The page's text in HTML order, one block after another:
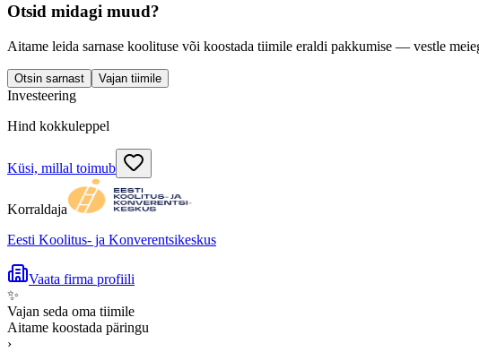
Otsid midagi muud?
Aitame leida sarnase koolituse või koostada tiimile eraldi pakkumise — vestle
Otsin sarnast Vajan tiimile
Investeering
Hind kokkuleppel
Küsi, millal toimub
Korraldaja
Eesti Koolitus- ja Konverentsikeskus
Vaata firma profiili
✨
Vajan seda oma tiimile
Aitame koostada päringu
›